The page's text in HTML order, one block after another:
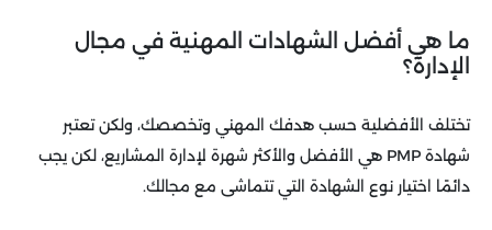
ما هي أفضل الشهادات المهنية في مجال
الإدارة؟
تختلف الأفضلية حسب هدفك المهني وتخصصك، ولكن تعتبر
شهادة PMP هي الأفضل والأكثر شهرة لإدارة المشاريع، لكن يجب
دائمًا اختيار نوع الشهادة التي تتماشى مع مجالك.